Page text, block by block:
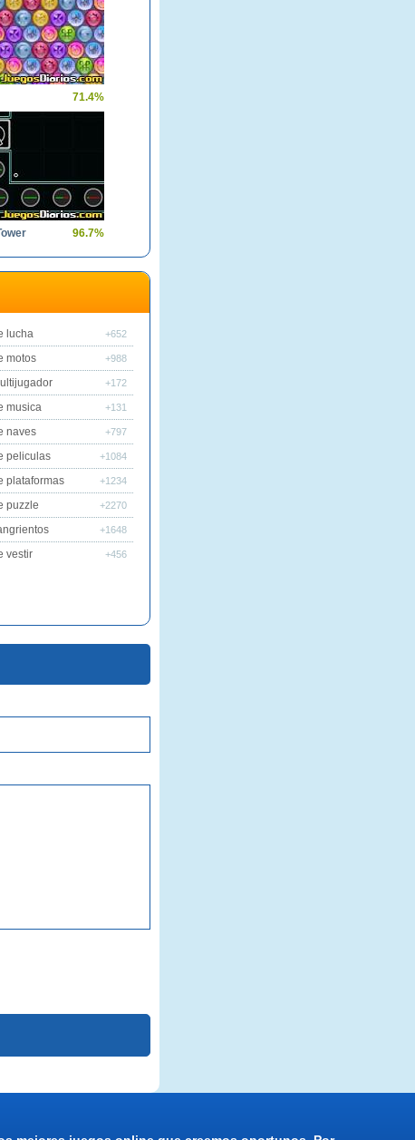
71.4%
96.7%
lucha +652
motos +988
+172
musica +131
naves +797
peliculas +1084
plataformas +1234
puzzle +2270
+1648
vestir +456